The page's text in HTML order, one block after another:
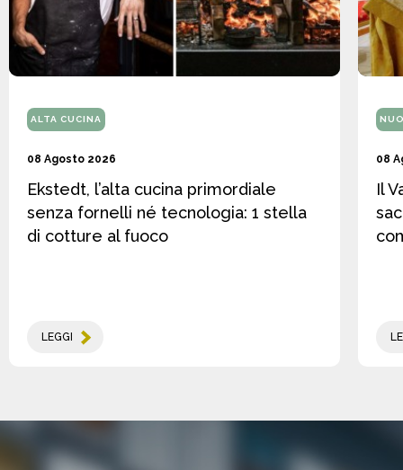
ALTA CUCINA
08 Agosto 2026
Ekstedt, l’alta cucina primordiale
senza fornelli né tecnologia: 1 stella
di cotture al fuoco
LEGGI
08
Il